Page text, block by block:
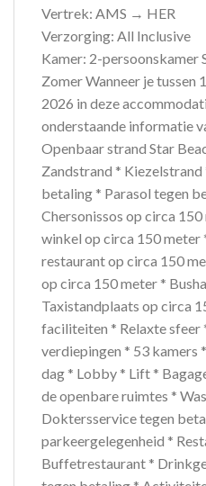
Vertrek: AMS → HER
Verzorging: All Inclusive
Kamer: 2-persoonskamer
Zomer Wanneer je tussen
2026 in deze
onderstaande informatie
Openbaar strand Star
Zandstrand *
betaling * Parasol tegen
Chersonissos op circa
winkel op circa 150
restaurant op circa 150
op circa 150 meter *
Taxistandplaats op circa
faciliteiten * Relaxte sfeer
verdiepingen * 53 kamers
dag * Lobby * Lift *
de openbare ruimtes *
Doktersservice tegen
parkeergelegenheid *
Buffetrestaurant *